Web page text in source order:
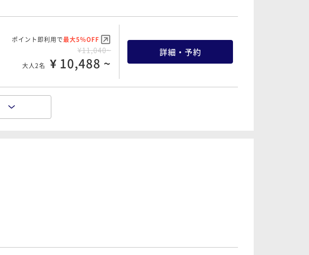
¥ 21,052 ~
ポイント即利用で最大5％OFF
¥11,040~
大人2名 ¥ 10,488 ~
詳細・予約
ポイント即利用で